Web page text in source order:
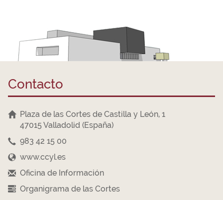
Contacto
Plaza de las Cortes de Castilla y León, 1
47015 Valladolid (España)
983 42 15 00
www.ccyl.es
Oficina de Información
Organigrama de las Cortes